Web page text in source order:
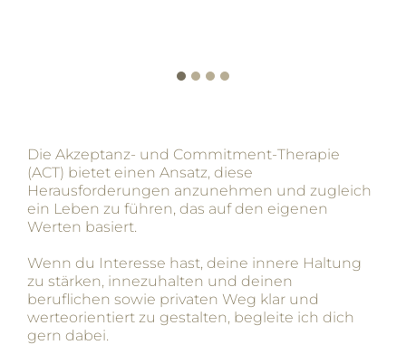
Die Akzeptanz- und Commitment-Therapie
(ACT) bietet einen Ansatz, diese
Herausforderungen anzunehmen und zugleich
ein Leben zu führen, das auf den eigenen
Werten basiert.
Wenn du Interesse hast, deine innere Haltung
zu stärken, innezuhalten und deinen
beruflichen sowie privaten Weg klar und
werteorientiert zu gestalten, begleite ich dich
gern dabei.